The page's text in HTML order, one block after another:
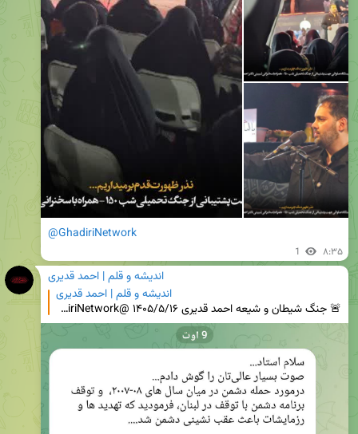
@GhadiriNetwork
1 ۸:۳۵
اندیشه و قلم | احمد قدیری
اندیشه و قلم | احمد قدیری
🚨 جنگ شیطان و شیعه احمد قدیری ۱۴۰۵/۵/۱۶ @GhadiriNetwork